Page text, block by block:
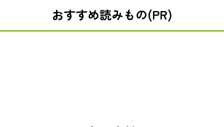
おすすめ読みもの(PR)